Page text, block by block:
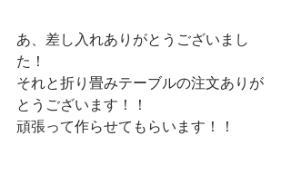
あ、差し入れありがとうございまし
た！
それと折り畳みテーブルの注文ありが
とうございます！！
頑張って作らせてもらいます！！